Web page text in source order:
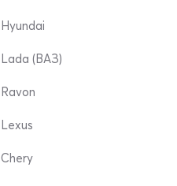
Hyundai
Lada (ВАЗ)
Ravon
Lexus
Chery